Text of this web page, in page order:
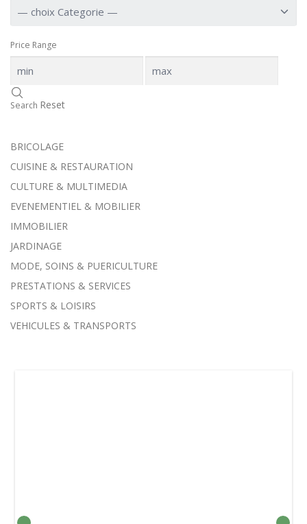
Price Range
Search Reset
BRICOLAGE
CUISINE & RESTAURATION
CULTURE & MULTIMEDIA
EVENEMENTIEL & MOBILIER
IMMOBILIER
JARDINAGE
MODE, SOINS & PUERICULTURE
PRESTATIONS & SERVICES
SPORTS & LOISIRS
VEHICULES & TRANSPORTS